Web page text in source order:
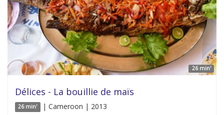
26 min'
Délices - La bouillie de maïs
26 min' | Cameroon | 2013